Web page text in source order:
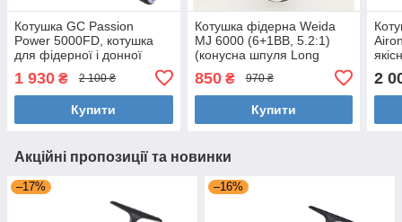
Котушка GC Passion
Power 5000FD, котушка
для фідерної і донної
1 930 ₴ 2 100 ₴
Купити
Котушка фідерна Weida
MJ 6000 (6+1BB, 5.2:1)
(конусна шпуля Long
850₴ 970 ₴
Купити
2
Акційні пропозиції та новинки
–17% –16%